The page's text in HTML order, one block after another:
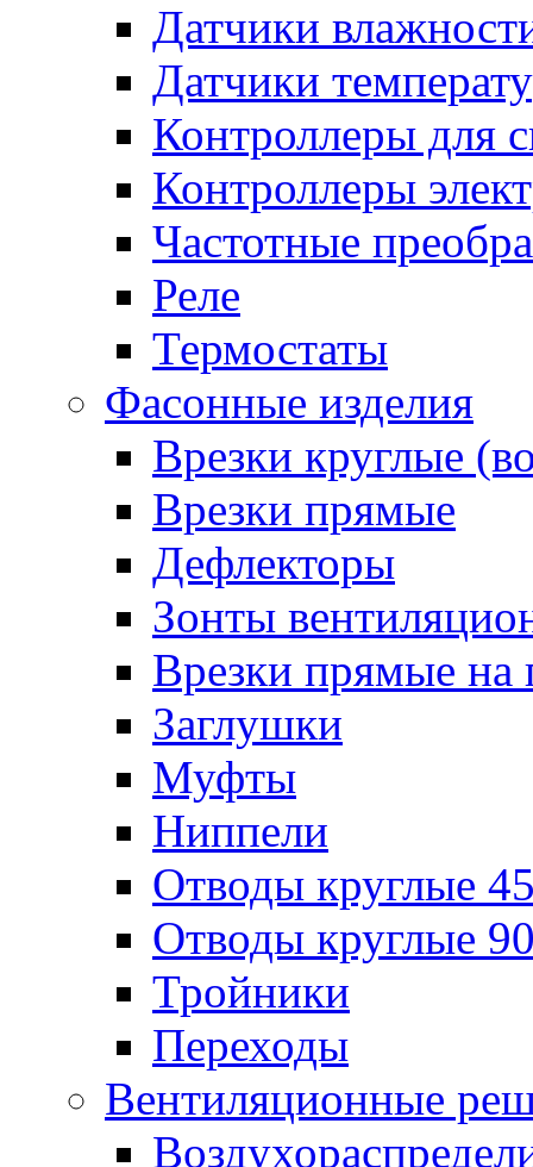
Датчики
Датчики
Контроллеры для
Контроллеры
Частотные
Реле
Термостаты
Фасонные изделия
Врезки круглые
Врезки прямые
Дефлекторы
Зонты
Врезки прямые на
Заглушки
Муфты
Ниппели
Отводы круглые
Отводы круглые
Тройники
Переходы
Вентиляционные